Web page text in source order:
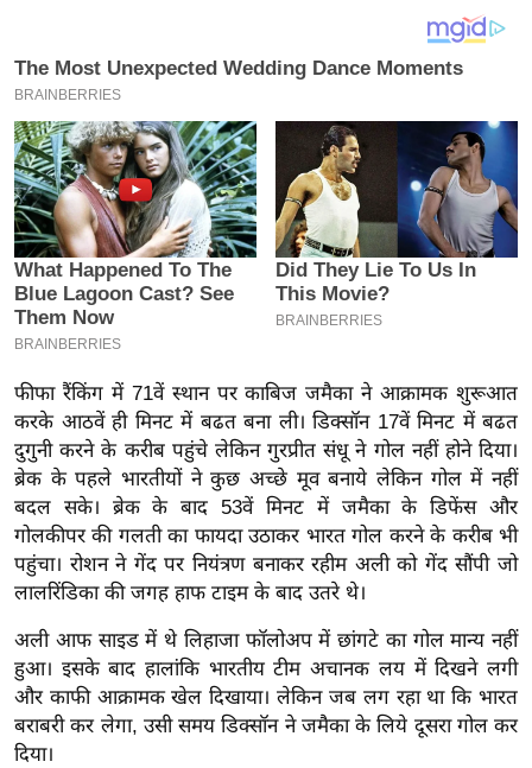
ल
क्रि
के
ट
I
P
L
2
0
6
क्रा
इ
म
ई
-
पे
र
मि
सा
ल
फीफा रैंकिंग में 71वें स्थान पर काबिज जमैका ने आक्रामक शुरूआत
करके आठवें ही मिनट में बढत बना ली। डिक्सॉन 17वें मिनट में बढत
दुगुनी करने के करीब पहुंचे लेकिन गुरप्रीत संधू ने गोल नहीं होने दिया।
ब्रेक के पहले भारतीयों ने कुछ अच्छे मूव बनाये लेकिन गोल में नहीं
बदल सके। ब्रेक के बाद 53वें मिनट में जमैका के डिफेंस और
गोलकीपर की गलती का फायदा उठाकर भारत गोल करने के करीब भी
पहुंचा। रोशन ने गेंद पर नियंत्रण बनाकर रहीम अली को गेंद सौंपी जो
लालरिंडिका की जगह हाफ टाइम के बाद उतरे थे।
अली आफ साइड में थे लिहाजा फॉलोअप में छांगटे का गोल मान्य नहीं
हुआ। इसके बाद हालांकि भारतीय टीम अचानक लय में दिखने लगी
और काफी आक्रामक खेल दिखाया। लेकिन जब लग रहा था कि भारत
बराबरी कर लेगा, उसी समय डिक्सॉन ने जमैका के लिये दूसरा गोल कर
दिया।